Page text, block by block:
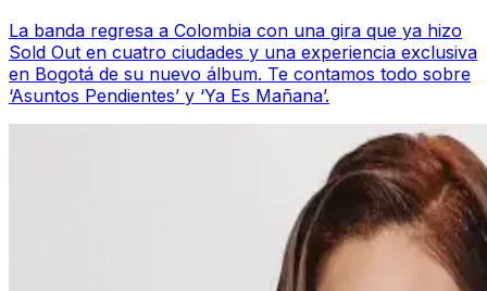
La banda regresa a Colombia con una gira que ya hizo
Sold Out en cuatro ciudades y una experiencia exclusiva
en Bogotá de su nuevo álbum. Te contamos todo sobre
‘Asuntos Pendientes’ y ‘Ya Es Mañana’.